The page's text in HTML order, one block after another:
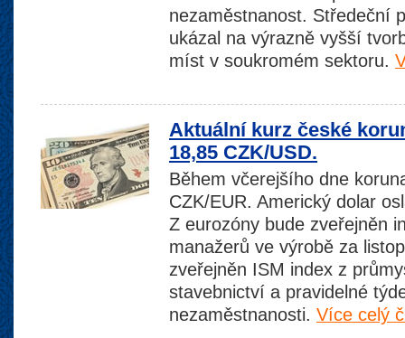
nezaměstnanost. Středeční
ukázal na výrazně vyšší
míst v soukromém sektoru.
Aktuální kurz české
18,85 CZK/USD.
Během včerejšího dne
CZK/EUR. Americký dolar
Z eurozóny bude zveřejněn
manažerů ve výrobě za
zveřejněn ISM index z
stavebnictví a pravidelné
nezaměstnanosti. Více celý